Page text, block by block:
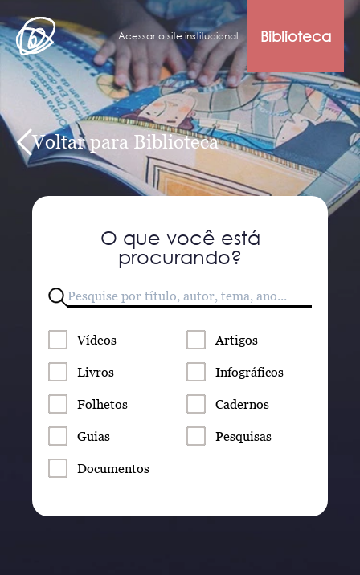
Acessar o site institucional Biblioteca
Voltar para Biblioteca
O que você está
procurando?
Vídeos Artigos
Livros Infográficos
Folhetos Cadernos
Guias Pesquisas
Documentos